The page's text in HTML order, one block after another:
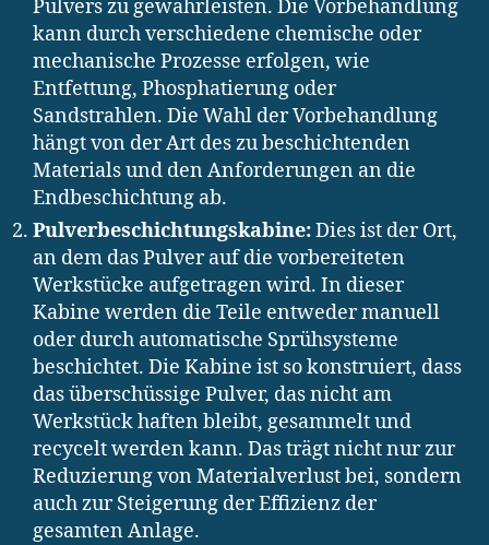
Pulvers zu gewährleisten. Die Vorbehandlung
kann durch verschiedene chemische oder
mechanische Prozesse erfolgen, wie
Entfettung, Phosphatierung oder
Sandstrahlen. Die Wahl der Vorbehandlung
hängt von der Art des zu beschichtenden
Materials und den Anforderungen an die
Endbeschichtung ab.
Pulverbeschichtungskabine:Dies ist der Ort,
an dem das Pulver auf die vorbereiteten
Werkstücke aufgetragen wird. In dieser
Kabine werden die Teile entweder manuell
oder durch automatische Sprühsysteme
beschichtet. Die Kabine ist so konstruiert, dass
das überschüssige Pulver, das nicht am
Werkstück haften bleibt, gesammelt und
recycelt werden kann. Das trägt nicht nur zur
Reduzierung von Materialverlust bei, sondern
auch zur Steigerung der Effizienz der
gesamten Anlage.